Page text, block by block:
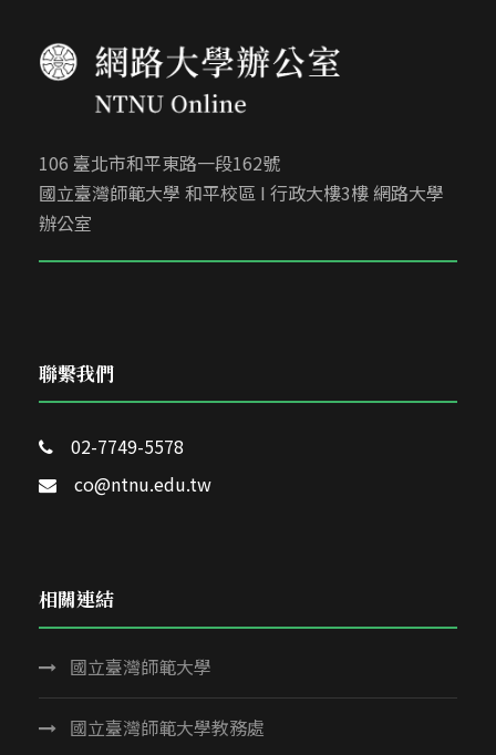
106 臺北市和平東路一段162號
國立臺灣師範大學 和平校區 I 行政大樓3樓 網路大學
辦公室
聯繫我們
02-7749-5578
co@ntnu.edu.tw
相關連結
國立臺灣師範大學
國立臺灣師範大學教務處